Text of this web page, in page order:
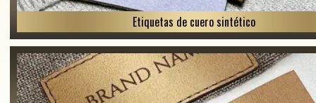
Etiquetas de cuero sintético